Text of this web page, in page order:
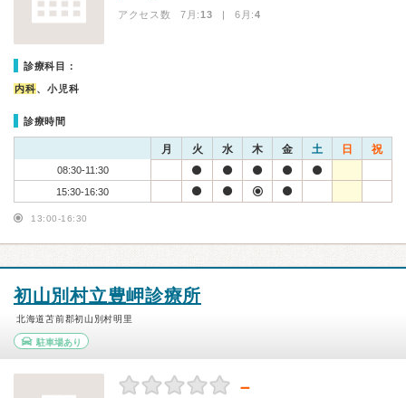
アクセス数 7月:13 | 6月:4
診療科目：
内科、小児科
診療時間
月 火 水 木 金 土 日 祝
08:30-11:30
15:30-16:30
13:00-16:30
初山別村立豊岬診療所
北海道苫前郡初山別村明里
駐車場あり
－